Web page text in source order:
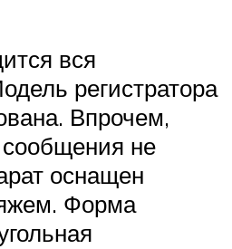
вся
регистратора
Впрочем,
сообщения не
оснащен
Форма